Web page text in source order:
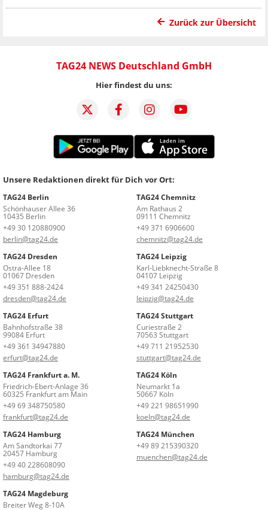
Zurück zur Übersicht
TAG24 NEWS Deutschland GmbH
Hier findest du uns:
Unsere Redaktionen direkt für Dich vor Ort:
TAG24 Berlin
Schönhauser Allee 36
10435 Berlin
+49 30 120880900
berlin@tag24.de
TAG24 Chemnitz
Am Rathaus 2
09111 Chemnitz
+49 371 6906600
chemnitz@tag24.de
TAG24 Dresden
Ostra-Allee 18
01067 Dresden
+49 351 888-2424
dresden@tag24.de
TAG24 Leipzig
Karl-Liebknecht-Straße 8
04107 Leipzig
+49 341 24250430
leipzig@tag24.de
TAG24 Erfurt
Bahnhofstraße 38
99084 Erfurt
+49 361 34947880
erfurt@tag24.de
TAG24 Stuttgart
Curiestraße 2
70563 Stuttgart
+49 711 21952530
stuttgart@tag24.de
TAG24 Frankfurt a. M.
Friedrich-Ebert-Anlage 36
60325 Frankfurt am Main
+49 69 348750580
frankfurt@tag24.de
TAG24 Köln
Neumarkt 1a
50667 Köln
+49 221 98651990
koeln@tag24.de
TAG24 Hamburg
Am Sandtorkai 77
20457 Hamburg
+49 40 228608090
hamburg@tag24.de
TAG24 München
+49 89 215390320
muenchen@tag24.de
TAG24 Magdeburg
Breiter Weg 8-10A